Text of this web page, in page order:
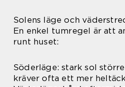
Solens läge och
En enkel tumregel är att
runt huset:
Söderläge: stark sol
kräver ofta ett mer